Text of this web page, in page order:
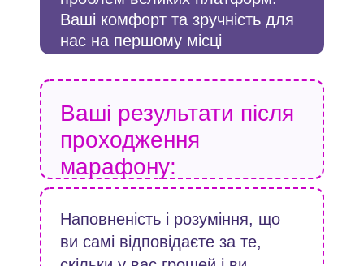
Ваші комфорт та зручність для
нас на першому місці
Наповненість і розуміння, що
ви самі відповідаєте за те,
Ваші результати після
проходження
марафону: